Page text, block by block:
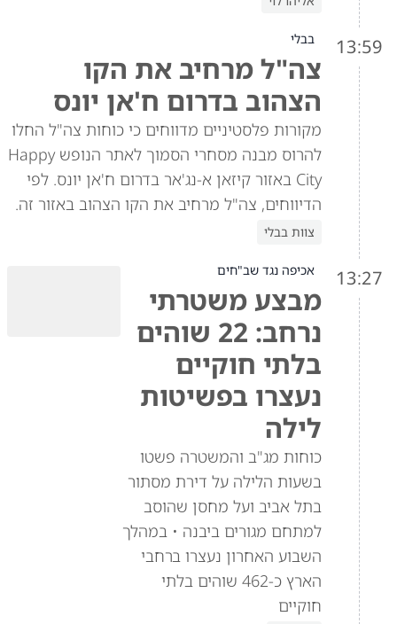
13:59 בבלי
צה"ל מרחיב את הקו
הצהוב בדרום ח'אן יונס
מקורות פלסטיניים מדווחים כי כוחות צה"ל החלו
להרוס מבנה מסחרי הסמוך לאתר הנופש Happy
City באזור קיזאן א-נג'אר בדרום ח'אן יונס. לפי
הדיווחים, צה"ל מרחיב את הקו הצהוב באזור זה.
צוות בבלי
13:27 אכיפה נגד שב"חים
מבצע משטרתי
נרחב: 22 שוהים
בלתי חוקיים
נעצרו בפשיטות
לילה
כוחות מג"ב והמשטרה פשטו
בשעות הלילה על דירת מסתור
בתל אביב ועל מחסן שהוסב
למתחם מגורים ביבנה • במהלך
השבוע האחרון נעצרו ברחבי
הארץ כ-462 שוהים בלתי
חוקיים